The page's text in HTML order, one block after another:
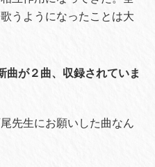
うようになったことは大
が２曲、収録されていま
先生にお願いした曲なん